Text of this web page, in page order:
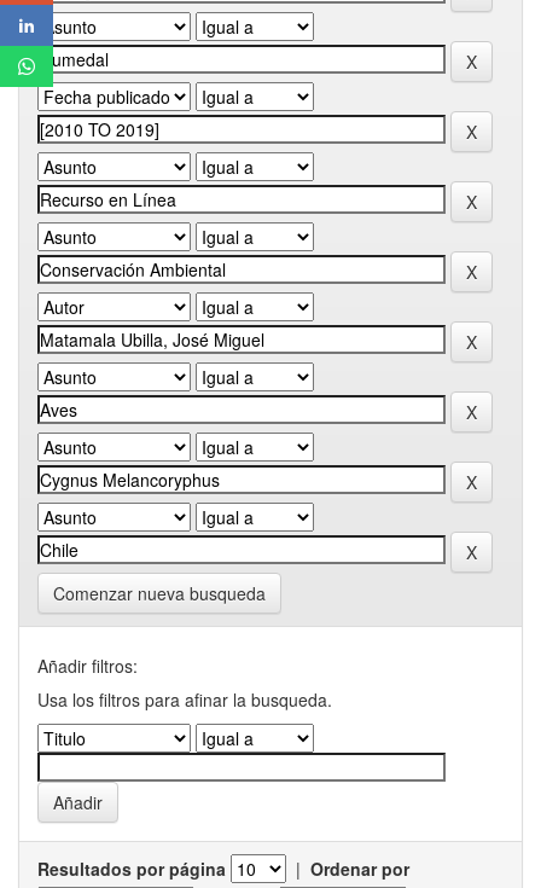
Comenzar nueva busqueda
Añadir filtros:
Usa los filtros para afinar la busqueda.
Resultados por página | Ordenar por